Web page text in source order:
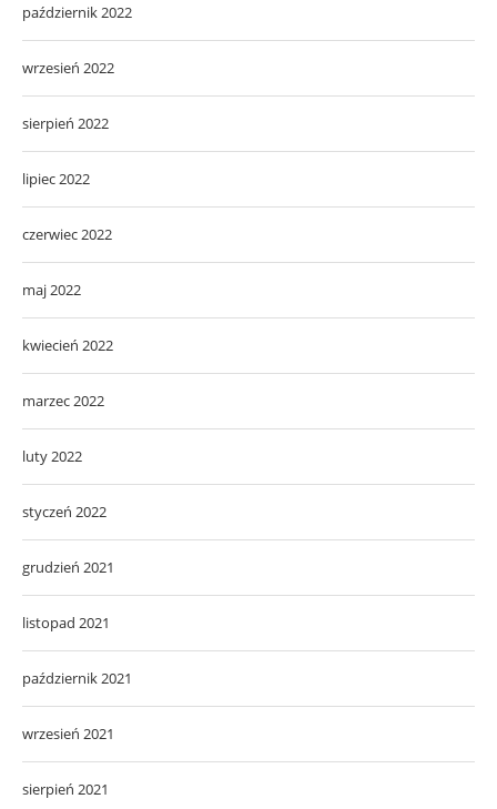
październik 2022
wrzesień 2022
sierpień 2022
lipiec 2022
czerwiec 2022
maj 2022
kwiecień 2022
marzec 2022
luty 2022
styczeń 2022
grudzień 2021
listopad 2021
październik 2021
wrzesień 2021
sierpień 2021